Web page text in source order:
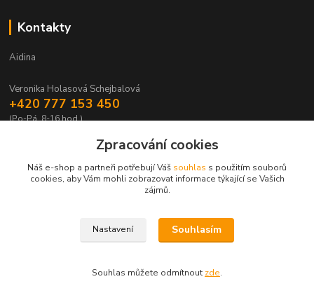
Kontakty
Aidina
Veronika Holasová Schejbalová
+420 777 153 450
(Po-Pá, 8-16 hod.)
eshop@aidina.cz
Upravit sběr cookies.
Zpracování cookies
Náš e-shop a partneři potřebují Váš souhlas s použitím souborů
cookies, aby Vám mohli zobrazovat informace týkající se Vašich
zájmů.
Nastavení Souhlasím
Souhlas můžete odmítnout zde.